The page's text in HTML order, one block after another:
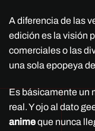
A diferencia de las
edición es la visión
comerciales o las
una sola epopeya de
Es básicamente un
real. Y ojo al dato
animeque nunca